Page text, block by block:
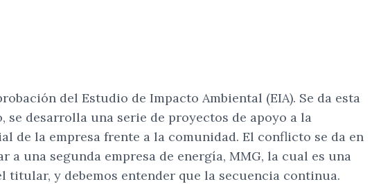
del Estudio de Impacto Ambiental (EIA). Se da esta
desarrolla una serie de proyectos de apoyo a la
de la empresa frente a la comunidad. El conflicto se da en
una segunda empresa de energía, MMG, la cual es una
y debemos entender que la secuencia continua.